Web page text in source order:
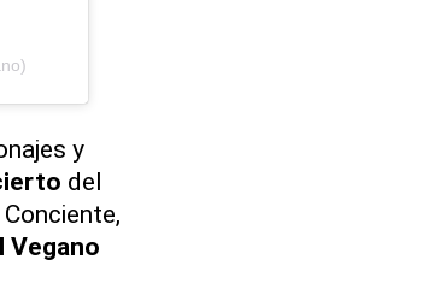
y
del
Vegano